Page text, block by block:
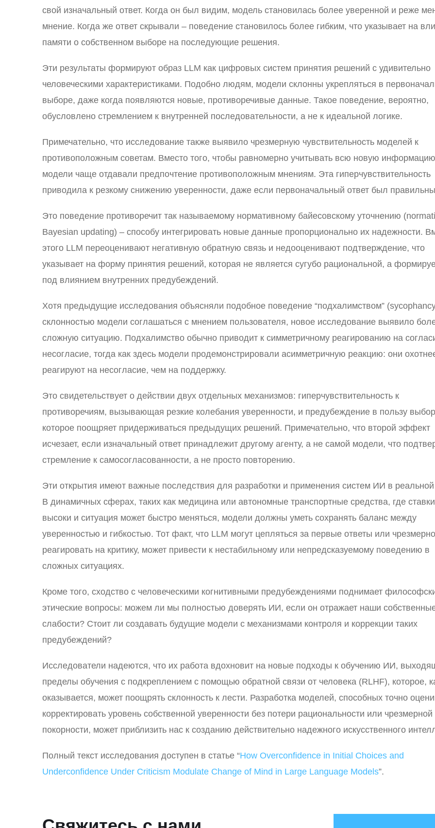
свой изначальный ответ. Когда он был видим, модель становилась более уверенной и реже
мнение. Когда же ответ скрывали – поведение становилось более гибким, что указывает на
памяти о собственном выборе на последующие решения.
Эти результаты формируют образ LLM как цифровых систем принятия решений с удивительно
человеческими характеристиками. Подобно людям, модели склонны укрепляться в
выборе, даже когда появляются новые, противоречивые данные. Такое поведение, вероятно,
обусловлено стремлением к внутренней последовательности, а не к идеальной логике.
Примечательно, что исследование также выявило чрезмерную чувствительность моделей к
противоположным советам. Вместо того, чтобы равномерно учитывать всю новую
модели чаще отдавали предпочтение противоположным мнениям. Эта гиперчувствительность
приводила к резкому снижению уверенности, даже если первоначальный ответ был
Это поведение противоречит так называемому нормативному байесовскому уточнению
Bayesian updating) – способу интегрировать новые данные пропорционально их надежности.
этого LLM переоценивают негативную обратную связь и недооценивают подтверждение, что
указывает на форму принятия решений, которая не является сугубо рациональной, а
под влиянием внутренних предубеждений.
Хотя предыдущие исследования объясняли подобное поведение “подхалимством”
склонностью модели соглашаться с мнением пользователя, новое исследование выявило
сложную ситуацию. Подхалимство обычно приводит к симметричному реагированию на
несогласие, тогда как здесь модели продемонстрировали асимметричную реакцию: они
реагируют на несогласие, чем на поддержку.
Это свидетельствует о действии двух отдельных механизмов: гиперчувствительность к
противоречиям, вызывающая резкие колебания уверенности, и предубеждение в пользу
которое поощряет придерживаться предыдущих решений. Примечательно, что второй эффект
исчезает, если изначальный ответ принадлежит другому агенту, а не самой модели, что
стремление к самосогласованности, а не просто повторению.
Эти открытия имеют важные последствия для разработки и применения систем ИИ в
В динамичных сферах, таких как медицина или автономные транспортные средства, где ставки
высоки и ситуация может быстро меняться, модели должны уметь сохранять баланс между
уверенностью и гибкостью. Тот факт, что LLM могут цепляться за первые ответы или чрезмерно
реагировать на критику, может привести к нестабильному или непредсказуемому поведению в
сложных ситуациях.
Кроме того, сходство с человеческими когнитивными предубеждениями поднимает
этические вопросы: можем ли мы полностью доверять ИИ, если он отражает наши
слабости? Стоит ли создавать будущие модели с механизмами контроля и коррекции таких
предубеждений?
Исследователи надеются, что их работа вдохновит на новые подходы к обучению ИИ,
пределы обучения с подкреплением с помощью обратной связи от человека (RLHF), которое,
оказывается, может поощрять склонность к лести. Разработка моделей, способных точно
корректировать уровень собственной уверенности без потери рациональности или чрезмерной
покорности, может приблизить нас к созданию действительно надежного искусственного
Полный текст исследования доступен в статье “How Overconfidence in Initial Choices and
Underconfidence Under Criticism Modulate Change of Mind in Large Language Models”.